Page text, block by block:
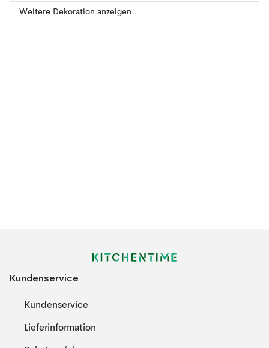
Weitere Dekoration anzeigen
Kundenservice
Kundenservice
Lieferinformation